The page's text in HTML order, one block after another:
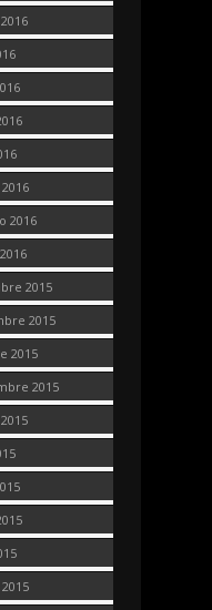
2016
2015
2015
2015
2015